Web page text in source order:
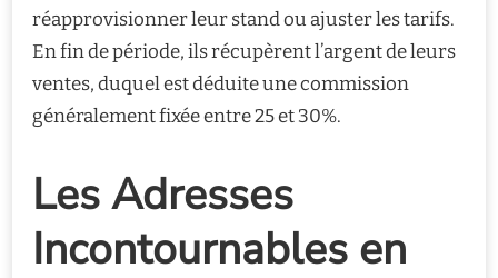
réapprovisionner leur stand ou ajuster les tarifs.
En fin de période, ils récupèrent l’argent de leurs
ventes, duquel est déduite une commission
généralement fixée entre 25 et 30%.
Les Adresses
Incontournables en